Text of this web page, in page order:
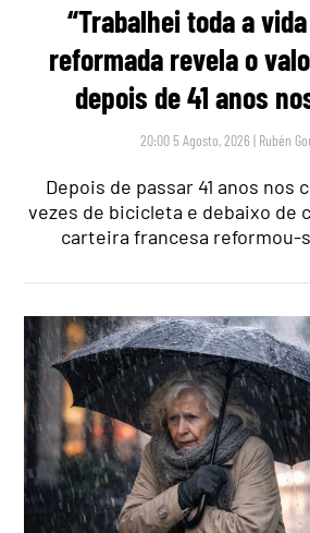
“Trabalhei toda a
reformada revela o
depois de 41 anos
20:00 5 Agosto, 2026 | Rubén
Depois de passar 41 anos nos
vezes de bicicleta e debaixo de
carteira francesa reformou-